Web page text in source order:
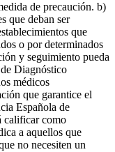
de precaución. b)
que deban ser
que
o por determinados
y seguimiento pueda
Diagnóstico
médicos
que garantice el
Española de
calificar como
a aquellos que
no necesiten un